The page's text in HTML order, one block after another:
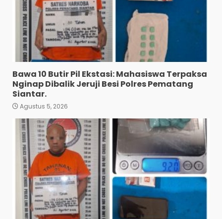
Bawa 10 Butir Pil Ekstasi: Mahasiswa Terpaksa
Nginap Dibalik Jeruji Besi Polres Pematang
Siantar.
Agustus 5, 2026
3
Anak Diduga Diringkus
Polsek Siantar Utara.
Agustus 5, 2026
Polresta Deli Serdang Bekuk
Dua Pengedar Narkoba di
Pagar Merbau.
Agustus 5, 2026